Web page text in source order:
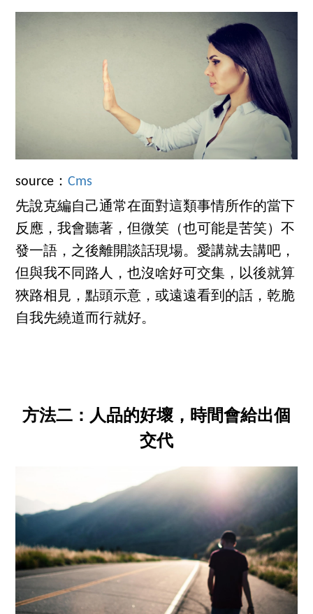
source：Cms
先說克編自己通常在面對這類事情所作的當下
反應，我會聽著，但微笑（也可能是苦笑）不
發一語，之後離開談話現場。愛講就去講吧，
但與我不同路人，也沒啥好可交集，以後就算
狹路相見，點頭示意，或遠遠看到的話，乾脆
自我先繞道而行就好。
方法二：人品的好壞，時間會給出個
交代